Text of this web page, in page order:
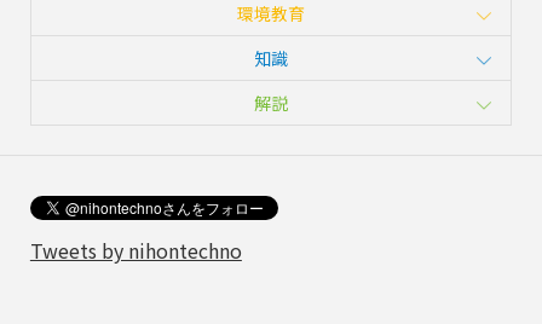
環境教育
知識
解説
Tweets by nihontechno